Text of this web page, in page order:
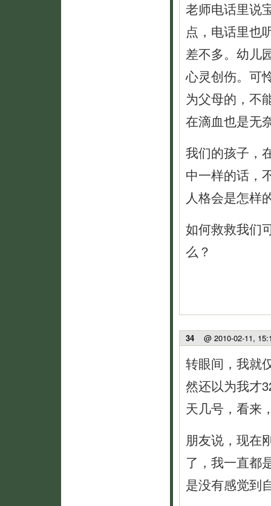
老师电话里说
点，电话里也
差不多。幼儿
心灵创伤。可
为父母的，不
在滴血也是无
我们的孩子，
中一样的话，
人格会是怎样
如何救救我们
么？
34 @ 2010-02-11,
转眼间，我就
然还以为我才
天几号，看来
朋友说，现在
了，我一直都
是没有感觉到